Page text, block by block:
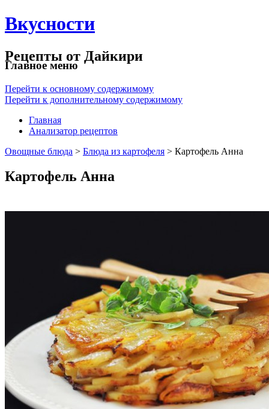
Вкусности
Рецепты от Дайкири
Главное меню
Перейти к основному содержимому
Перейти к дополнительному содержимому
Главная
Анализатор рецептов
Овощные блюда > Блюда из картофеля > Картофель Анна
Картофель Анна